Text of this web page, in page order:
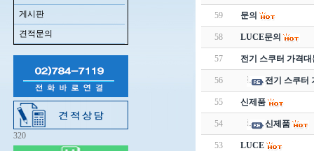
게시판
견적문의
320
59 문의
58 LUCE문의
57 전기 스쿠터 가격
56 전기 스쿠터
55 신제품
54 신제품
53 LUCE